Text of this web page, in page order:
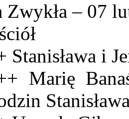
– 07
Stanisława i
Marię